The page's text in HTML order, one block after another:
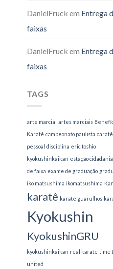
DanielFruck em Entrega
faixas
DanielFruck em Entrega
faixas
TAGS
arte marcial artes marciais
Karatê campeonato paulista caratê
pessoal disciplina eric toshio
kyokushinkaikan estação cidadania
de faixa exame de graduação
iko matsushima ikomatsushima
karatê karatê guarulhos
Kyokushin
KyokushinGRU
kyokushinkaikan real karate time
united